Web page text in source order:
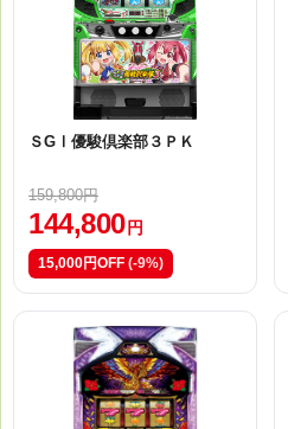
ＳGⅠ優駿倶楽部３ＰＫ
159,800円
144,800 円
15,000円OFF (-9%)